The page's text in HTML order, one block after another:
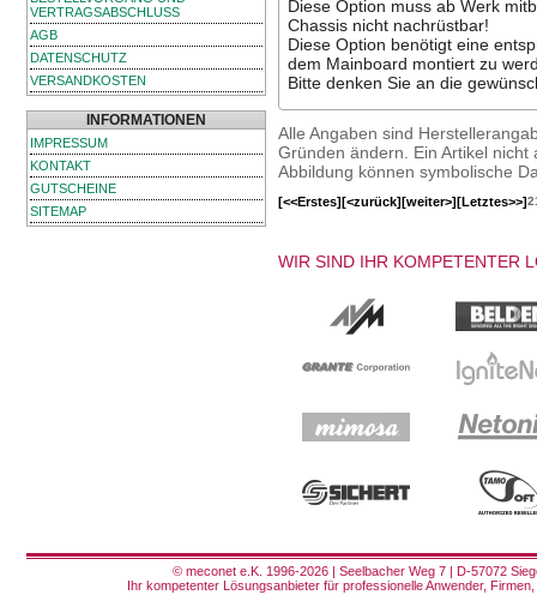
VERTRAGSABSCHLUSS
AGB
DATENSCHUTZ
VERSANDKOSTEN
INFORMATIONEN
IMPRESSUM
KONTAKT
GUTSCHEINE
SITEMAP
Diese Option muss ab Werk
Chassis nicht nachrüstbar!
Diese Option benötigt eine
dem Mainboard montiert zu
Bitte denken Sie an die
Alle Angaben sind
Gründen ändern. Ein Artikel
Abbildung können symbolische
[<<Erstes][<zurück][weiter>][Letztes>>]
WIR SIND IHR KOMPETENTER
© meconet e.K. 1996-2026 | Seelbacher Weg 7 | D-57072
Ihr kompetenter Lösungsanbieter für professionelle Anwender,